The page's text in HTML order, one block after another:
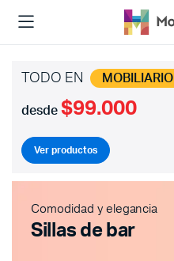
TODO EN MOBILIARIO
desde $99.000
Ver productos
Comodidad y elegancia
Sillas de bar